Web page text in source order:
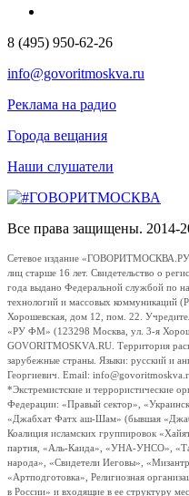
8 (495) 950-62-26
info@govoritmoskva.ru
Реклама на радио
Города вещания
Наши слушатели
Все права защищены. 2014-
Сетевое издание
лиц старше 16 лет. Свидетельство о
года выдано Федеральной службой по
технологий и массовых коммуникаций
Хорошевская, дом 12, пом. 22.
«РУ ФМ» (123298 Москва, ул. 3-я
GOVORITMOSKVA.RU. Территория
зарубежные страны. Языки: русский и
Георгиевич. Email:
*Экстремистские и террористические
Федерации: «Правый сектор»,
«Джабхат Фатх аш-Шам» (бывшая
Коалиция исламских группировок
партия, «Аль-Каида», «УНА-УНСО»,
народа», «Свидетели Иеговы»,
«Артподготовка», Религиозная
в России» и входящие в ее структуру